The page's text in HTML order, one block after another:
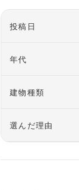
投稿日
年代
建物種類
選んだ理由